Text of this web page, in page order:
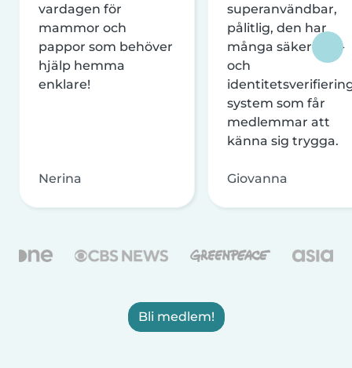
vardagen för
mammor och
pappor som behöver
hjälp hemma
enklare!
Nerina
superanvändbar,
pålitlig, den har
många säkerhets-
och
system som får
medlemmar att
känna sig trygga.
Giovanna
Bli medlem!